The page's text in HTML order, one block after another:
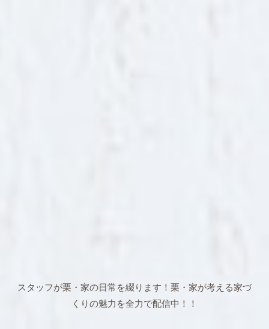
スタッフが栗・家の日常を綴ります！ 栗・家が考える家づ
くりの魅力を全力で配信中！！